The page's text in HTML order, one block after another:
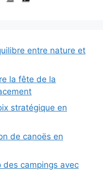
entre nature et
la fête de la
stratégique en
de canoës en
des campings avec